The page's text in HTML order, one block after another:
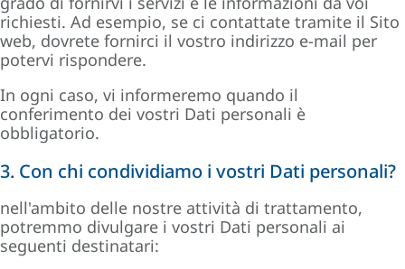
richiesti. Ad esempio, se ci contattate tramite il Sito
web, dovrete fornirci il vostro indirizzo e-mail per
potervi rispondere.
In ogni caso, vi informeremo quando il
conferimento dei vostri Dati personali è
obbligatorio.
3. Con chi condividiamo i vostri Dati personali?
nell'ambito delle nostre attività di trattamento,
potremmo divulgare i vostri Dati personali ai
seguenti destinatari: